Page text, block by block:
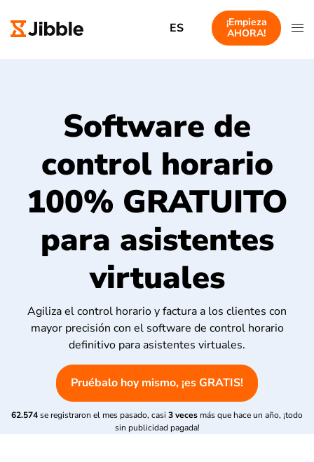
ES
¡Empieza
AHORA!
Software de
control horario
100% GRATUITO
para asistentes
virtuales
Agiliza el control horario y factura a los clientes con
mayor precisión con el software de control horario
definitivo para asistentes virtuales.
Pruébalo hoy mismo, ¡es GRATIS!
62.574se registraron el mes pasado, casi 3 veces más que hace un año, ¡todo
sin publicidad pagada!